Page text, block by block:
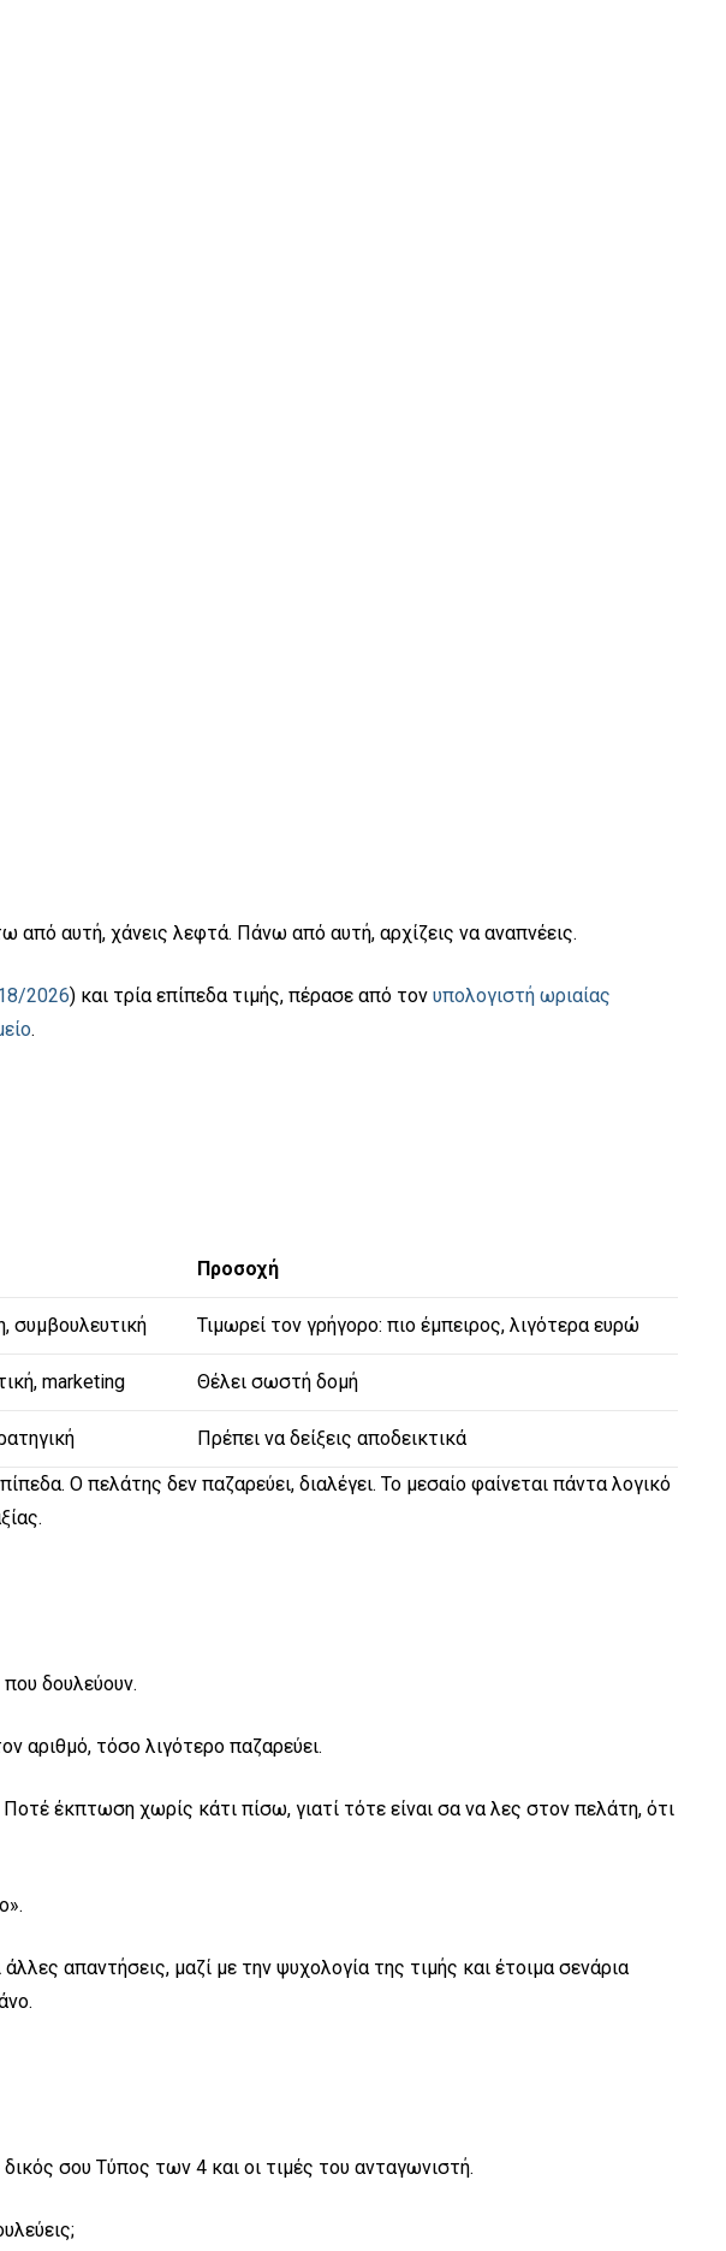
από αυτή, χάνεις λεφτά. Πάνω από αυτή, αρχίζεις να αναπνέεις.
2026) και τρία επίπεδα τιμής, πέρασε από τον υπολογιστή ωριαίας
.
Προσοχή
συμβουλευτική Τιμωρεί τον γρήγορο: πιο έμπειρος, λιγότερα ευρώ
marketing Θέλει σωστή δομή
Πρέπει να δείξεις αποδεικτικά
Ο πελάτης δεν παζαρεύει, διαλέγει. Το μεσαίο φαίνεται πάντα λογικό
δουλεύουν.
αριθμό, τόσο λιγότερο παζαρεύει.
έκπτωση χωρίς κάτι πίσω, γιατί τότε είναι σα να λες στον πελάτη, ότι
απαντήσεις, μαζί με την ψυχολογία της τιμής και έτοιμα σενάρια
σου Τύπος των 4 και οι τιμές του ανταγωνιστή.